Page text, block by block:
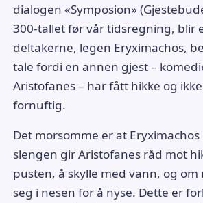
dialogen «Symposion»
300-tallet før vår tidsregning, blir
deltakerne, legen Eryximachos,
tale fordi en annen gjest –
Aristofanes – har fått hikke og
fornuftig.
Det morsomme er at Eryximachos
slengen gir Aristofanes råd mot
pusten, å skylle med vann, og
seg i nesen for å nyse. Dette er